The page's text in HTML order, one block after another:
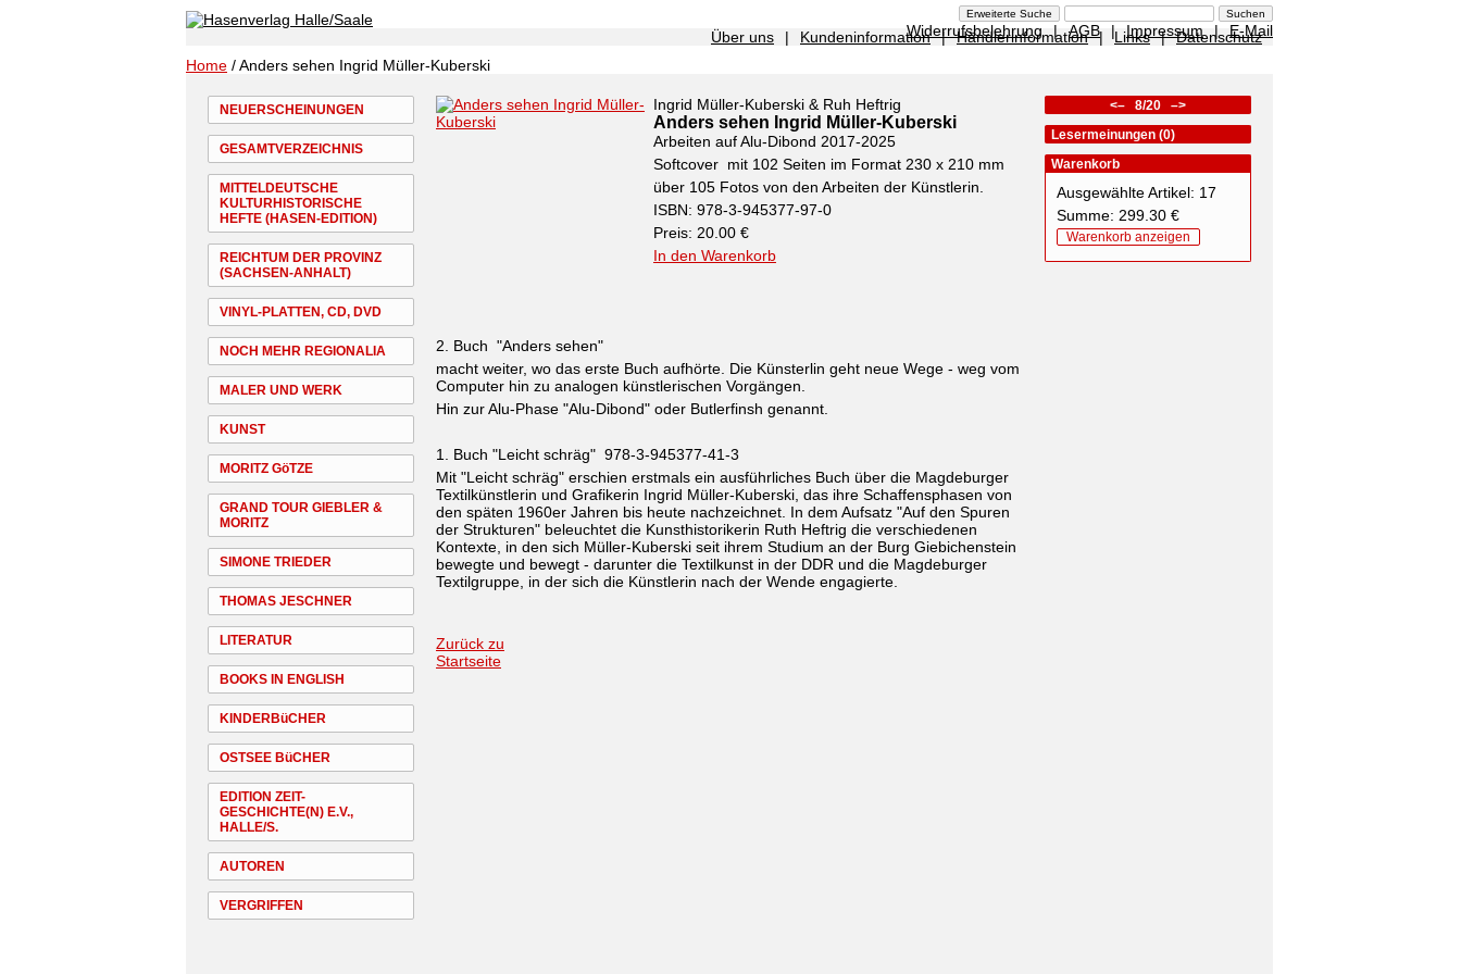
Widerrufsbelehrung | AGB | Impressum | E-Mail
Über uns | Kundeninformation | Händlerinformation | Links |
Datenschutz
Home / Anders sehen Ingrid Müller-Kuberski
NEUERSCHEINUNGEN
GESAMTVERZEICHNIS
MITTELDEUTSCHE
KULTURHISTORISCHE
HEFTE (HASEN-EDITION)
REICHTUM DER PROVINZ
(SACHSEN-ANHALT)
VINYL-PLATTEN, CD, DVD
NOCH MEHR REGIONALIA
MALER UND WERK
KUNST
MORITZ GöTZE
GRAND TOUR GIEBLER &
MORITZ
SIMONE TRIEDER
THOMAS JESCHNER
LITERATUR
BOOKS IN ENGLISH
KINDERBüCHER
OSTSEE BüCHER
EDITION ZEIT-
GESCHICHTE(N) E.V.,
HALLE/S.
AUTOREN
VERGRIFFEN
Ingrid Müller-Kuberski & Ruh Heftrig
Anders sehen Ingrid Müller-Kuberski
Arbeiten auf Alu-Dibond 2017-2025
Softcover mit 102 Seiten im Format 230 x 210 mm
über 105 Fotos von den Arbeiten der Künstlerin.
ISBN: 978-3-945377-97-0
Preis: 20.00 €
In den Warenkorb
2. Buch "Anders sehen"
macht weiter, wo das erste Buch aufhörte. Die Künsterlin geht neue Wege - weg vom
Computer hin zu analogen künstlerischen Vorgängen.
Hin zur Alu-Phase "Alu-Dibond" oder Butlerfinsh genannt.
1. Buch "Leicht schräg" 978-3-945377-41-3
Mit "Leicht schräg" erschien erstmals ein ausführliches Buch über die Magdeburger
Textilkünstlerin und Grafikerin Ingrid Müller-Kuberski, das ihre Schaffensphasen von
den späten 1960er Jahren bis heute nachzeichnet. In dem Aufsatz "Auf den Spuren
der Strukturen" beleuchtet die Kunsthistorikerin Ruth Heftrig die verschiedenen
Kontexte, in den sich Müller-Kuberski seit ihrem Studium an der Burg Giebichenstein
bewegte und bewegt - darunter die Textilkunst in der DDR und die Magdeburger
Textilgruppe, in der sich die Künstlerin nach der Wende engagierte.
Zurück zu
Startseite
<– 8/20 –>
Lesermeinungen (0)
Warenkorb
Ausgewählte Artikel: 17
Summe: 299.30 €
Warenkorb anzeigen